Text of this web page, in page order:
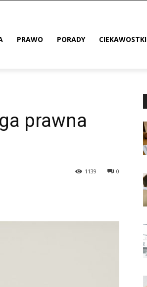
PRAWO PORADY CIEKAWOSTKI
prawna
0
1139